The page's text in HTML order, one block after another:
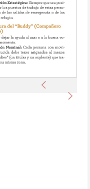
Anterior